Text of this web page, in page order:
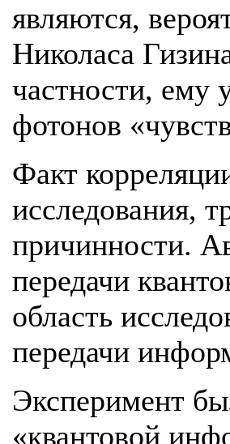
являются,
Николаса
частности, ему
фотонов
Факт
исследования,
причинности.
передачи
область
передачи
Эксперимент
«квантовой